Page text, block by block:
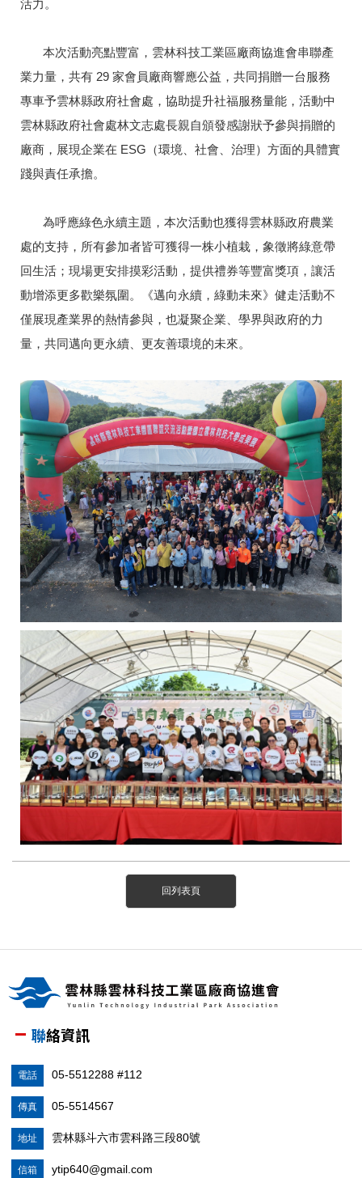
活力。
本次活動亮點豐富，雲林科技工業區廠商協進會串聯產
業力量，共有 29 家會員廠商響應公益，共同捐贈一台服務
專車予雲林縣政府社會處，協助提升社福服務量能，活動中
雲林縣政府社會處林文志處長親自頒發感謝狀予參與捐贈的
廠商，展現企業在 ESG（環境、社會、治理）方面的具體實
踐與責任承擔。
為呼應綠色永續主題，本次活動也獲得雲林縣政府農業
處的支持，所有參加者皆可獲得一株小植栽，象徵將綠意帶
回生活；現場更安排摸彩活動，提供禮券等豐富獎項，讓活
動增添更多歡樂氛圍。《邁向永續，綠動未來》健走活動不
僅展現產業界的熱情參與，也凝聚企業、學界與政府的力
量，共同邁向更永續、更友善環境的未來。
回列表頁
聯絡資訊
電話 05-5512288 #112
傳真 05-5514567
地址 雲林縣斗六市雲科路三段80號
信箱 ytip640@gmail.com